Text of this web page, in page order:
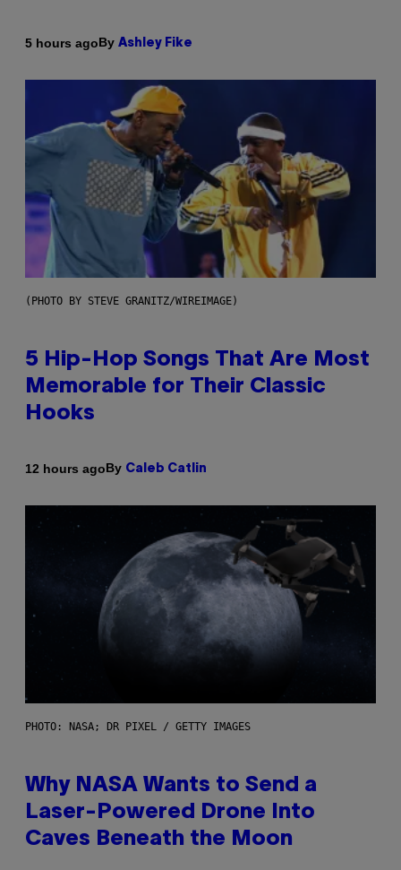
5 hours agoBy Ashley Fike
(PHOTO BY STEVE GRANITZ/WIREIMAGE)
5 Hip-Hop Songs That Are Most
Memorable for Their Classic
Hooks
12 hours agoBy Caleb Catlin
PHOTO: NASA; DR PIXEL / GETTY IMAGES
Why NASA Wants to Send a
Laser-Powered Drone Into
Caves Beneath the Moon